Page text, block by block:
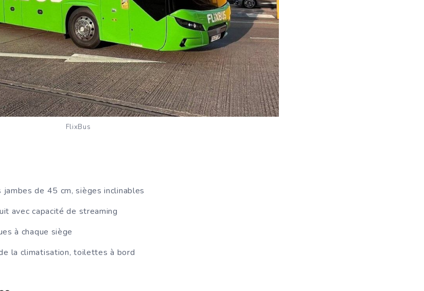
FlixBus
jambes de 45 cm, sièges inclinables
avec capacité de streaming
à chaque siège
la climatisation, toilettes à bord